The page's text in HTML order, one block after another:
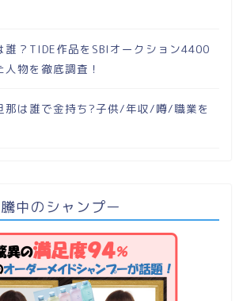
誰？TIDE作品をSBIオークション4400
物を徹底調査！
那は誰で金持ち?子供/年収/噂/職業を
中のシャンプー